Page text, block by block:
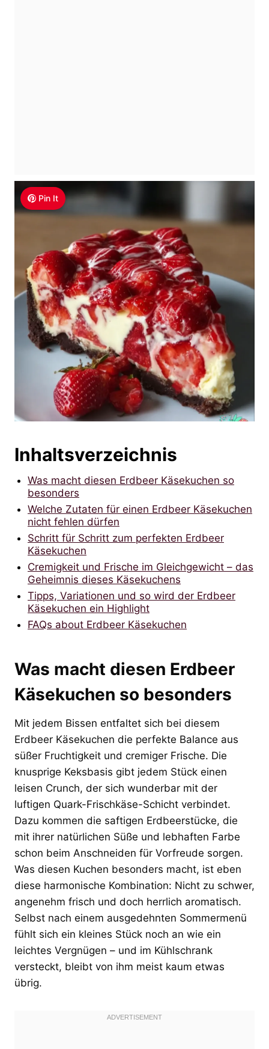
Pin It
Inhaltsverzeichnis
Was macht diesen Erdbeer Käsekuchen so
besonders
Welche Zutaten für einen Erdbeer Käsekuchen
nicht fehlen dürfen
Schritt für Schritt zum perfekten Erdbeer
Käsekuchen
Cremigkeit und Frische im Gleichgewicht – das
Geheimnis dieses Käsekuchens
Tipps, Variationen und so wird der Erdbeer
Käsekuchen ein Highlight
FAQs about Erdbeer Käsekuchen
Was macht diesen Erdbeer
Käsekuchen so besonders
Mit jedem Bissen entfaltet sich bei diesem
Erdbeer Käsekuchen die perfekte Balance aus
süßer Fruchtigkeit und cremiger Frische. Die
knusprige Keksbasis gibt jedem Stück einen
leisen Crunch, der sich wunderbar mit der
luftigen Quark-Frischkäse-Schicht verbindet.
Dazu kommen die saftigen Erdbeerstücke, die
mit ihrer natürlichen Süße und lebhaften Farbe
schon beim Anschneiden für Vorfreude sorgen.
Was diesen Kuchen besonders macht, ist eben
diese harmonische Kombination: Nicht zu schwer,
angenehm frisch und doch herrlich aromatisch.
Selbst nach einem ausgedehnten Sommermenü
fühlt sich ein kleines Stück noch an wie ein
leichtes Vergnügen – und im Kühlschrank
versteckt, bleibt von ihm meist kaum etwas
übrig.